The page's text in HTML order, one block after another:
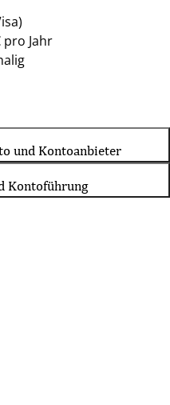
pro Jahr
und Kontoanbieter
Kontoführung